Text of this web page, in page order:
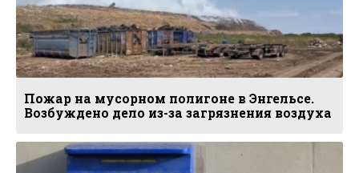
Пожар на мусорном полигоне в Энгельсе.
Возбуждено дело из-за загрязнения воздуха